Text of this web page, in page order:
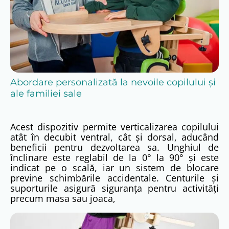
copiilor cu:
paralizie cerebrală infantilă (diverse forme);
leziuni ale creierului sau măduvei spinării;
boli neuromusculare (distrofii musculare,
miastenie);
tulburări genetice asociate cu slăbiciune
musculară;
tulburări de echilibru și coordonare;
afecțiuni ortopedice ce necesită verticalizare
medicale.
Utilizarea dispozitivului trebuie realizată exclusiv la
recomandarea și sub supravegherea unui specialist.
Caracteristici principale
cadru static pentru poziționare verticală sigură;
suporturi reglabile pentru picioare, genunchi,
pelvis și torace;
Abordare personalizată la nevoile copilului și
ale familiei sale
Acest dispozitiv permite verticalizarea copilului
atât în decubit ventral, cât și dorsal, aducând
beneficii pentru dezvoltarea sa. Unghiul de
înclinare este reglabil de la 0° la 90° și este
indicat pe o scală, iar un sistem de blocare
previne schimbările accidentale. Centurile și
suporturile asigură siguranța pentru activități
precum masa sau joaca,